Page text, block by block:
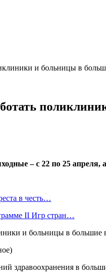
и больницы в
– с 22 по 25 апреля,
в честь…
II Игр стран…
здравоохранения в